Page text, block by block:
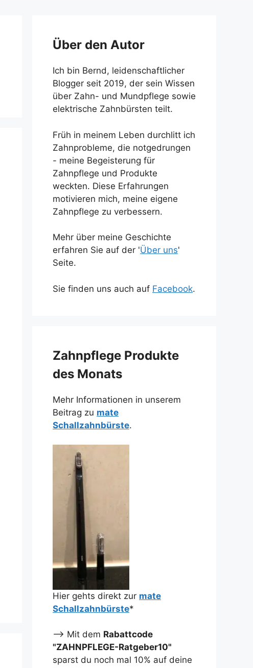
Über den Autor
Ich bin Bernd, leidenschaftlicher
Blogger seit 2019, der sein Wissen
über Zahn- und Mundpflege sowie
elektrische Zahnbürsten teilt.
Früh in meinem Leben durchlitt ich
Zahnprobleme, die notgedrungen
- meine Begeisterung für
Zahnpflege und Produkte
weckten. Diese Erfahrungen
motivieren mich, meine eigene
Zahnpflege zu verbessern.
Mehr über meine Geschichte
erfahren Sie auf der 'Über uns'
Seite.
Sie finden uns auch auf Facebook.
Zahnpflege Produkte
des Monats
Mehr Informationen in unserem
Beitrag zu mate
Schallzahnbürste.
Hier gehts direkt zur mate
Schallzahnbürste*
--> Mit dem Rabattcode
"ZAHNPFLEGE-Ratgeber10"
sparst du noch mal 10% auf deine